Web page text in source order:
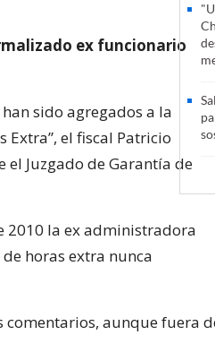
ex funcionario
sido agregados a la
el fiscal Patricio
el Juzgado de Garantía de
2010 la ex administradora
horas extra nunca
comentarios, aunque fuera